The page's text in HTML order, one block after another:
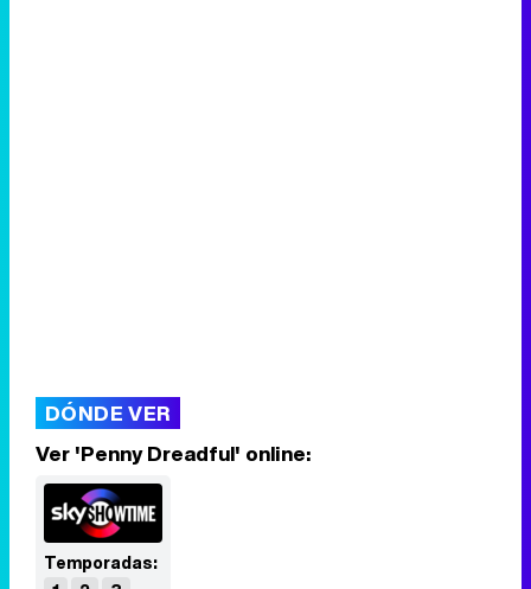
DÓNDE VER
Ver 'Penny Dreadful' online:
Temporadas: